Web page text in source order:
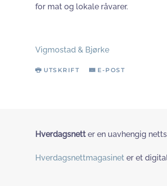
for mat og lokale råvarer.
Vigmostad & Bjørke
UTSKRIFT E-POST
Hverdagsnett er en uavhengig
Hverdagsnettmagasinet er et